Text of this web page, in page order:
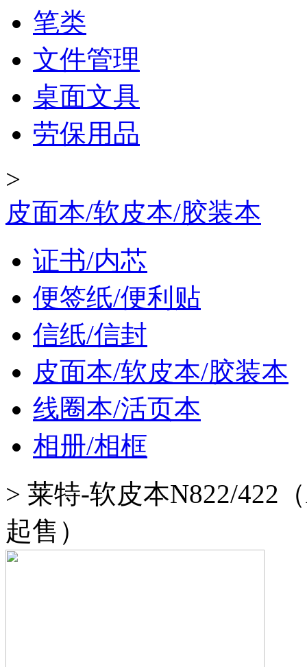
笔类
文件管理
桌面文具
劳保用品
>
皮面本/软皮本/胶装本
证书/内芯
便签纸/便利贴
信纸/信封
皮面本/软皮本/胶装本
线圈本/活页本
相册/相框
> 莱特-软皮本N822/422
起售）